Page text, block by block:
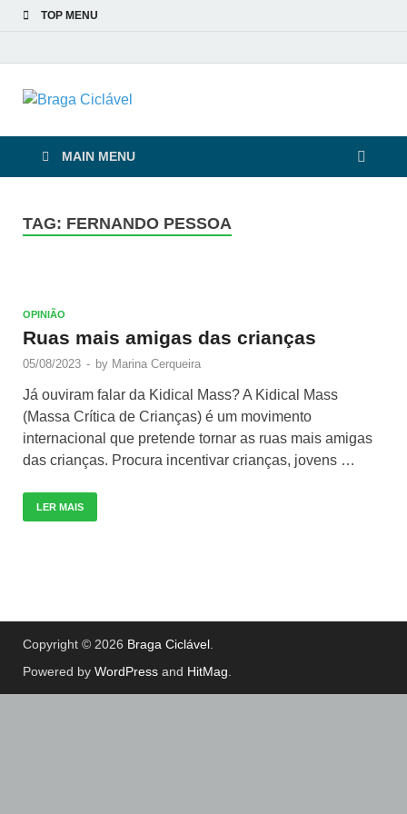
TOP MENU
Braga Ciclável
MAIN MENU
TAG: FERNANDO PESSOA
OPINIÃO
Ruas mais amigas das crianças
05/08/2023 - by Marina Cerqueira
Já ouviram falar da Kidical Mass? A Kidical Mass
(Massa Crítica de Crianças) é um movimento
internacional que pretende tornar as ruas mais amigas
das crianças. Procura incentivar crianças, jovens …
LER MAIS
Copyright © 2026 Braga Ciclável
Powered by WordPress and HitMag